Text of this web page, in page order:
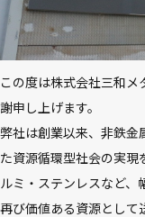
この度は株式会社三和
謝申し上げます。
弊社は創業以来、非鉄金
た資源循環型社会の実現
ルミ・ステンレスなど、
再び価値ある資源として